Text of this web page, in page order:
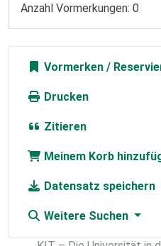
Anzahl Vormerkungen: 0
Vormerken
Drucken
Zitieren
Meinem Korb
Datensatz speichern
Weitere Suchen